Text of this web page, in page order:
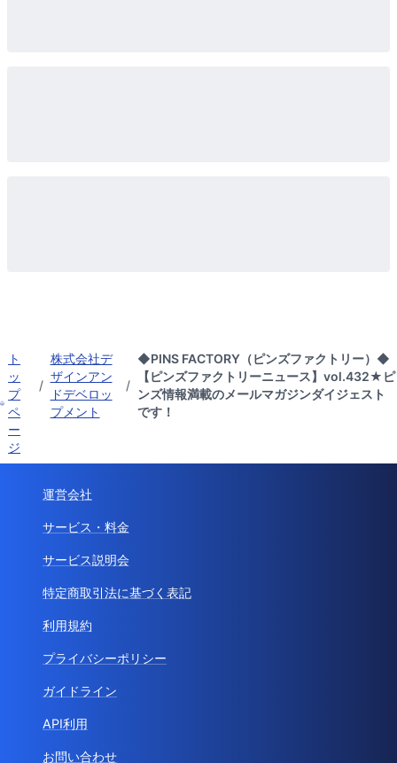
ト
ッ
プ
ペ
ー
ジ
/
株式会社デ
ザインアン
ドデベロッ
プメント
/
◆PINS FACTORY（ピンズファクトリー）◆
【ピンズファクトリーニュース】vol.432★ピ
ンズ情報満載のメールマガジンダイジェスト
です！
運営会社
サービス・料金
サービス説明会
特定商取引法に基づく表記
利用規約
プライバシーポリシー
ガイドライン
API利用
お問い合わせ